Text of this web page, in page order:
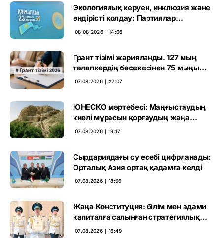
Экологиялық керуен, инклюзия және
өндірісті қолдау: Партиялар
өңірлерде қандай мәселе көтерді
08.08.2026 ∣ 14:06
Грант тізімі жарияланды. 127 мың
талапкердің бәсекесінен 75 мыңы
өтті
07.08.2026 ∣ 22:07
ЮНЕСКО мәртебесі: Маңғыстаудың
киелі мұрасын қорғаудың жаңа
кезеңі басталды
07.08.2026 ∣ 19:17
Сырдариядағы су есебі цифрланады:
Орталық Азия ортақ қадамға келді
07.08.2026 ∣ 18:56
Жаңа Конституция: білім мен адами
капиталға салынған стратегиялық
негіз
07.08.2026 ∣ 16:49